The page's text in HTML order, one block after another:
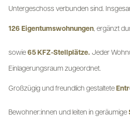
Untergeschoss verbunden sind.
126 Eigentumswohnungen, ergänzt
sowie 65 KFZ-Stellplätze. Jeder
Einlagerungsraum zugeordnet.
Großzügig und freundlich gestaltete
Bewohner:innen und leiten in geräumige